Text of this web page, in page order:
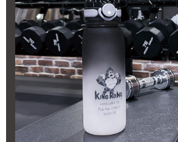
１．於結帳方式選擇「AFTEE先享後付」後，將
結帳頁面，進行簡訊認證並確認金額後，即可完成
２．訂單成立數日內，您將收到繳費通知簡訊。
３．收到繳費通知簡訊後14天內，點擊此簡訊中的
ATM／網路銀行／等多元方式進行付款，方視為交
※ 請注意：結帳手續完成當下不需立刻繳費，但若
購買商品的店家。未經商家同意取消之訂單仍視
後付繳納相關費用。
※ 交易是否成功請以「AFTEE先享後付 」之結帳
是否繳費成功／繳費後需取消欲退款等相關疑問
客戶支援中心」 https://
【注意事項】
7-11取貨付款
每筆NT$150，滿NT$799(含以上)免運費
宅配
每筆NT$150，滿NT$1,299(含以上)免運費